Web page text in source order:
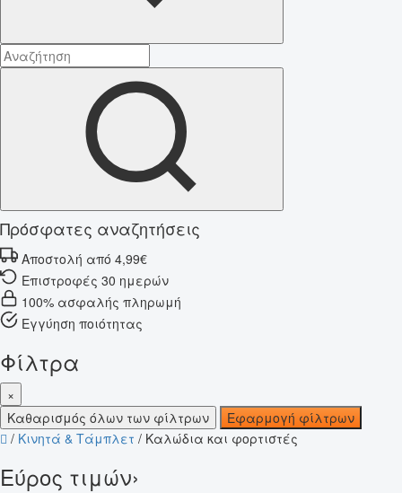
Πρόσφατες αναζητήσεις
Αποστολή από 4,99€
Επιστροφές 30 ημερών
100% ασφαλής πληρωμή
Εγγύηση ποιότητας
Φίλτρα
×
Καθαρισμός όλων των φίλτρων
Εφαρμογή φίλτρων
/ Κινητά & Τάμπλετ / Καλώδια και φορτιστές
Εύρος τιμών›